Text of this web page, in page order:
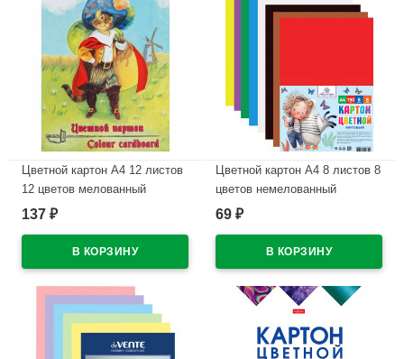
Цветной картон А4 12 листов
12 цветов мелованный
односторонний Лилия
м? арт ЦК-3619
137 ₽
Цветной картон А4 8 листов 8
цветов немелованный
односторонний Attomex 190 г/
арт.8040783
69 ₽